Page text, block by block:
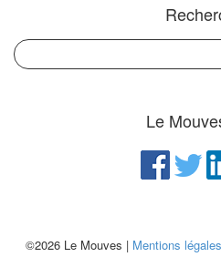
Le
©2026 Le Mouves | Mentions légales